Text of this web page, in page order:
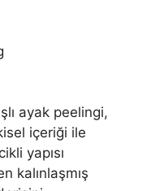
ayak peelingi,
içeriği ile
yapısı
kalınlaşmış